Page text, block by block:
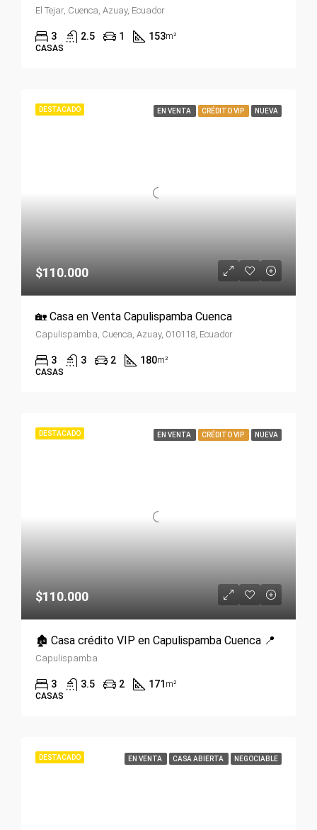
El Tejar, Cuenca, Azuay, Ecuador
3 2.5 1 153m²
CASAS
DESTACADO EN VENTA CRÉDITO VIP NUEVA
$110.000
🏡 Casa en Venta Capulispamba Cuenca
Capulispamba, Cuenca, Azuay, 010118, Ecuador
3 3 2 180m²
CASAS
DESTACADO EN VENTA CRÉDITO VIP NUEVA
$110.000
🏚️ Casa crédito VIP en Capulispamba Cuenca 📍
Capulispamba
3 3.5 2 171 m²
CASAS
DESTACADO EN VENTA CASA ABIERTA NEGOCIABLE